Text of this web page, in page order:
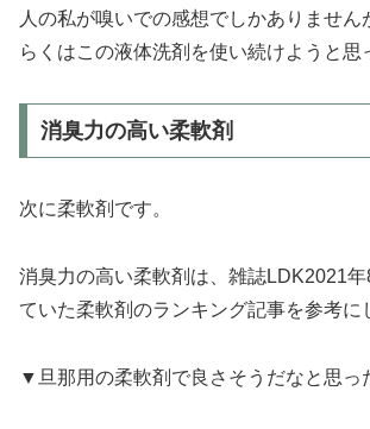
人の私が嗅いでの感想でしかありません
らくはこの液体洗剤を使い続けようと思
消臭力の高い柔軟剤
次に柔軟剤です。
消臭力の高い柔軟剤は、雑誌LDK2021
ていた柔軟剤のランキング記事を参考に
▼旦那用の柔軟剤で良さそうだなと思っ